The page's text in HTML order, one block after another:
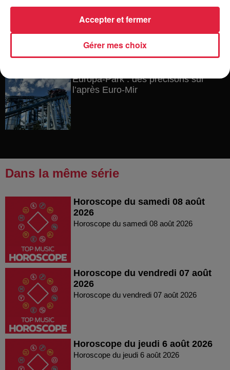
pape à Metz en septembre
Europa-Park : des précisons sur
l’après Euro-Mir
Dans la même série
Horoscope du samedi 08 août
2026
Horoscope du samedi 08 août 2026
Horoscope du vendredi 07 août
2026
Horoscope du vendredi 07 août 2026
Horoscope du jeudi 6 août 2026
Horoscope du jeudi 6 août 2026
Gérer mes choix
Accepter et fermer